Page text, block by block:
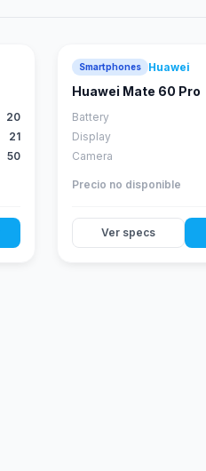
20
21
50
Smartphones Huawei
Huawei Mate 60 Pro
Battery
Display
Camera
Precio no disponible
Ver specs